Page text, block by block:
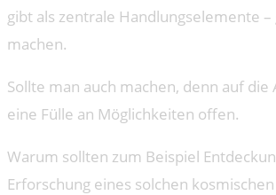
gibt als zentrale Handlungselemente –
machen.
Sollte man auch machen, denn auf
eine Fülle an Möglichkeiten offen.
Warum sollten zum Beispiel
Erforschung eines solchen